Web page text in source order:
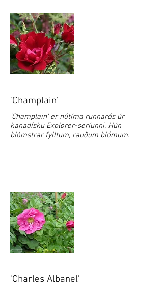
'Champlain'
'Champlain' er nútíma runnarós úr
kanadísku Explorer-seríunni. Hún
blómstrar fylltum, rauðum blómum.
'Charles Albanel'